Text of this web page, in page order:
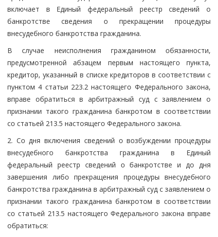
включает в Единый федеральный реестр сведений о
банкротстве сведения о прекращении процедуры
внесудебного банкротства гражданина.
В случае неисполнения гражданином обязанности,
предусмотренной абзацем первым настоящего пункта,
кредитор, указанный в списке кредиторов в соответствии с
пунктом 4 статьи 223.2 настоящего Федерального закона,
вправе обратиться в арбитражный суд с заявлением о
признании такого гражданина банкротом в соответствии
со статьей 213.5 настоящего Федерального закона.
2. Со дня включения сведений о возбуждении процедуры
внесудебного банкротства гражданина в Единый
федеральный реестр сведений о банкротстве и до дня
завершения либо прекращения процедуры внесудебного
банкротства гражданина в арбитражный суд с заявлением о
признании такого гражданина банкротом в соответствии
со статьей 213.5 настоящего Федерального закона вправе
обратиться: